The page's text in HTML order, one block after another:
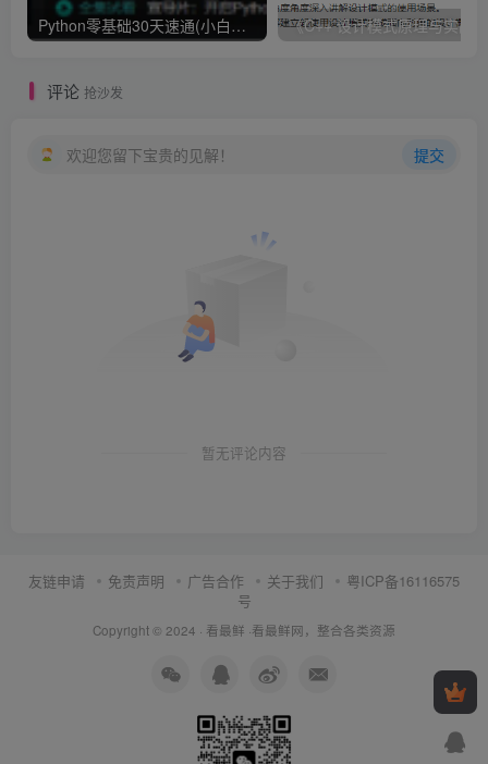
Python零基础30天速通(小白定制版)
评论 抢沙发
欢迎您留下宝贵的见解！ 提交
暂无评论内容
友链申请 免责声明 广告合作 关于我们
粤ICP备16116575
号
Copyright © 2024 · 看最鲜 ·看最鲜网，整合各类资源